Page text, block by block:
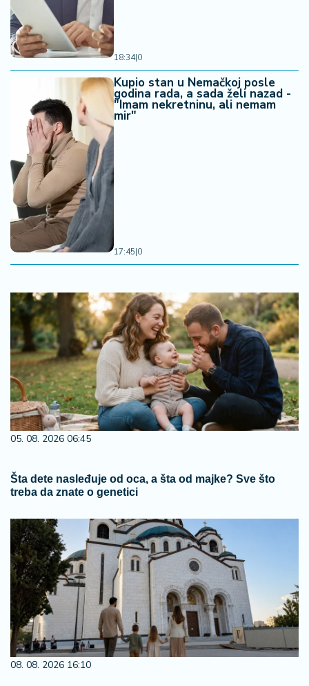
18:34|0
Kupio stan u Nemačkoj posle
godina rada, a sada želi nazad -
"Imam nekretninu, ali nemam
mir"
17:45|0
05. 08. 2026 06:45
Šta dete nasleđuje od oca, a šta od majke? Sve što
treba da znate o genetici
08. 08. 2026 16:10